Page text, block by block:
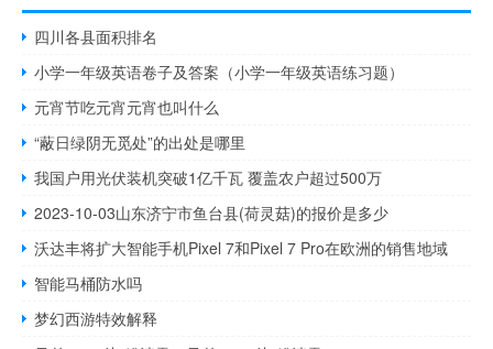
四川各县面积排名
小学一年级英语卷子及答案（小学一年级英语练习题）
元宵节吃元宵元宵也叫什么
“蔽日绿阴无觅处”的出处是哪里
我国户用光伏装机突破1亿千瓦 覆盖农户超过500万
2023-10-03山东济宁市鱼台县(荷灵菇)的报价是多少
沃达丰将扩大智能手机Pixel 7和Pixel 7 Pro在欧洲的销售地域
智能马桶防水吗
梦幻西游特效解释